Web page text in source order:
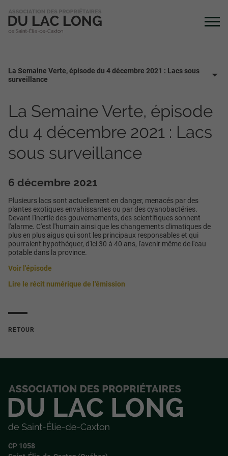
La Semaine Verte, épisode du 4 décembre 2021 : Lacs sous
surveillance
La Semaine Verte, épisode
du 4 décembre 2021 : Lacs
sous surveillance
6 décembre 2021
Plusieurs lacs sont actuellement en danger, menacés par des
plantes exotiques envahissantes ou par des cyanobactéries.
Devant l'inertie des gouvernements, des scientifiques sonnent
l'alarme. C'est l'humain ainsi que les changements climatiques de
plus en plus aigus qui sont les principaux responsables et qui
pourraient hypothéquer, d'ici 30 à 40 ans, l'avenir même de l'eau
potable dans la province.
Voir l'épisode
Lire le récit numérique de l'émission
RETOUR
CP 1058